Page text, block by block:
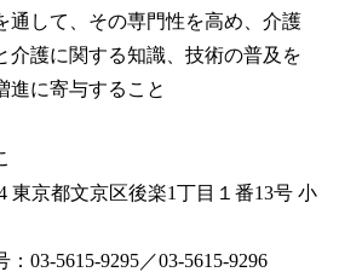
通して、その専門性を高め、介護
介護に関する知識、技術の普及を
進に寄与すること
東京都文京区後楽1丁目１番13号 小
03-5615-9295／03-5615-9296